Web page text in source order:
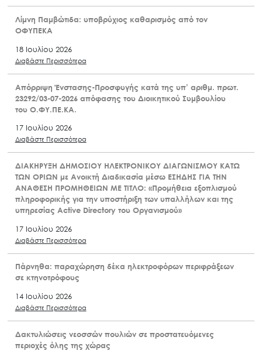
Λίμνη Παμβώτιδα: υποβρύχιος καθαρισμός από τον
ΟΦΥΠΕΚΑ
18 Ιουλίου 2026
Διαβάστε Περισσότερα
Απόρριψη Ένστασης-Προσφυγής κατά της υπ’ αριθμ. πρωτ.
23292/03-07-2026 απόφασης του Διοικητικού Συμβουλίου
του Ο.ΦΥ.ΠΕ.ΚΑ.
17 Ιουλίου 2026
Διαβάστε Περισσότερα
ΔΙΑΚΗΡΥΞΗ ΔΗΜΟΣΙΟΥ ΗΛΕΚΤΡΟΝΙΚΟΥ ΔΙΑΓΩΝΙΣΜΟΥ ΚΑΤΩ
ΤΩΝ ΟΡΙΩΝ με Ανοικτή Διαδικασία μέσω ΕΣΗΔΗΣ ΓΙΑ ΤΗΝ
ΑΝΑΘΕΣΗ ΠΡΟΜΗΘΕΙΩΝ ΜΕ ΤΙΤΛΟ: «Προμήθεια εξοπλισμού
πληροφορικής για την υποστήριξη των υπαλλήλων και της
υπηρεσίας Active Directory του Οργανισμού»
17 Ιουλίου 2026
Διαβάστε Περισσότερα
Πάρνηθα: παραχώρηση δέκα ηλεκτροφόρων περιφράξεων
σε κτηνοτρόφους
14 Ιουλίου 2026
Διαβάστε Περισσότερα
Δακτυλιώσεις νεοσσών πουλιών σε προστατευόμενες
περιοχές όλης της χώρας